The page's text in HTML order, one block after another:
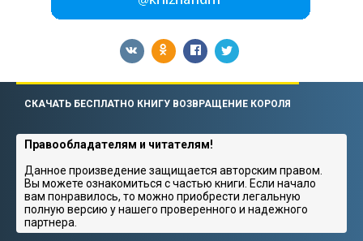
СКАЧАТЬ БЕСПЛАТНО КНИГУ ВОЗВРАЩЕНИЕ КОРОЛЯ
Правообладателям и читателям!
Данное произведение защищается авторским правом.
Вы можете ознакомиться с частью книги. Если начало
вам понравилось, то можно приобрести легальную
полную версию у нашего проверенного и надежного
партнера.